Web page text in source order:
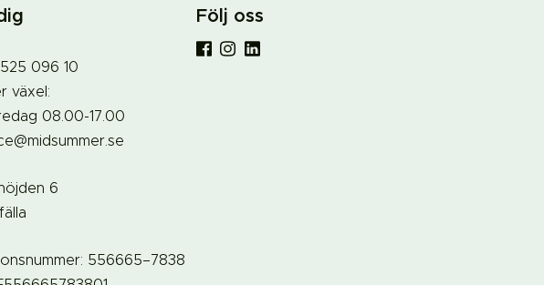
096 10
växel:
08.00-17.00
6
556665–7838
Följ oss